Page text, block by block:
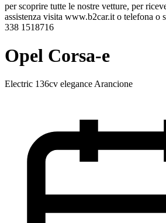
per scoprire tutte le nostre vetture, per
assistenza visita www.b2car.it o telefona o
338 1518716
Opel Corsa-e
Electric 136cv elegance Arancione